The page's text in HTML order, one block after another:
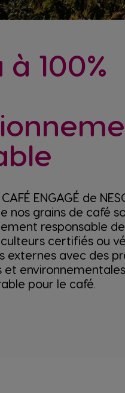
100%
ENGAGÉ de
nos grains de café
responsable
certifiés ou
externes avec des
et environnementales
pour le café.